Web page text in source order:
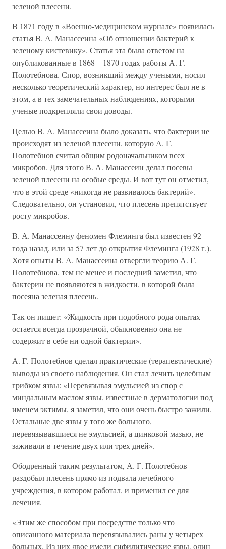
зеленой плесени.
В 1871 году в «Военно-медицинском журнале» появилась
статья В. А. Манассеина «Об отношении бактерий к
зеленому кистевику». Статья эта была ответом на
опубликованные в 1868—1870 годах работы А. Г.
Полотебнова. Спор, возникший между учеными, носил
несколько теоретический характер, но интерес был не в
этом, а в тех замечательных наблюдениях, которыми
ученые подкрепляли свои доводы.
Целью В. А. Манассеина было доказать, что бактерии не
происходят из зеленой плесени, которую А. Г.
Полотебнов считал общим родоначальником всех
микробов. Для этого В. А. Манассеин делал посевы
зеленой плесени на особые среды. И вот тут он отметил,
что в этой среде «никогда не развивалось бактерий».
Следовательно, он установил, что плесень препятствует
росту микробов.
В. А. Манассеину феномен Флеминга был известен 92
года назад, или за 57 лет до открытия Флеминга (1928 г.).
Хотя опыты В. А. Манассеина отвергли теорию А. Г.
Полотебнова, тем не менее и последний заметил, что
бактерии не появляются в жидкости, в которой была
посеяна зеленая плесень.
Так он пишет: «Жидкость при подобного рода опытах
остается всегда прозрачной, обыкновенно она не
содержит в себе ни одной бактерии».
А. Г. Полотебнов сделал практические (терапевтические)
выводы из своего наблюдения. Он стал лечить целебным
грибком язвы: «Перевязывая эмульсией из спор с
миндальным маслом язвы, известные в дерматологии под
именем эктимы, я заметил, что они очень быстро зажили.
Остальные две язвы у того же больного,
перевязывавшиеся не эмульсией, а цинковой мазью, не
заживали в течение двух или трех дней».
Ободренный таким результатом, А. Г. Полотебнов
раздобыл плесень прямо из подвала лечебного
учреждения, в котором работал, и применил ее для
лечения.
«Этим же способом при посредстве только что
описанного материала перевязывались раны у четырех
больных. Из них двое имели сифилитические язвы, один